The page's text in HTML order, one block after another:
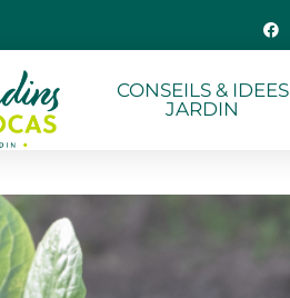
CONSEILS & IDEES
JARDIN